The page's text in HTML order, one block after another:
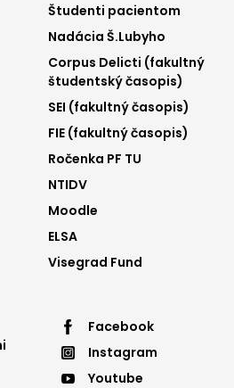
Footer
menu
2
Študenti pacientom
Nadácia Š.Lubyho
Corpus Delicti (fakultný
študentský časopis)
SEI (fakultný časopis)
FIE (fakultný časopis)
Ročenka PF TU
NTIDV
Moodle
ELSA
Visegrad Fund
Footer
menu
Facebook
Instagram
Youtube